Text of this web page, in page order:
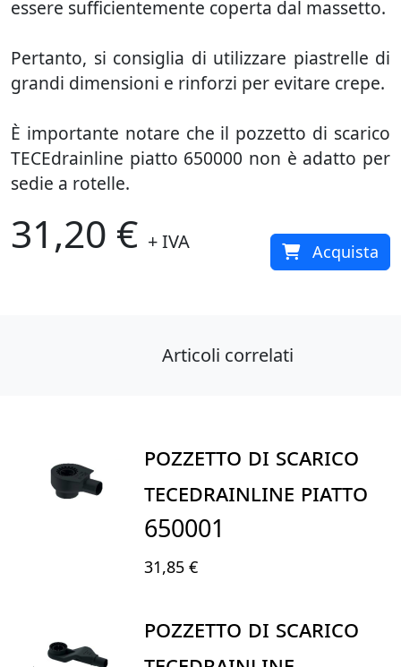
essere sufficientemente coperta dal massetto.
Pertanto, si consiglia di utilizzare piastrelle di
grandi dimensioni e rinforzi per evitare crepe.
È importante notare che il pozzetto di scarico
TECEdrainline piatto 650000 non è adatto per
sedie a rotelle.
31,20 € + IVA Acquista
Articoli correlati
POZZETTO DI SCARICO
TECEdrainline PIATTO
650001
31,85 €
POZZETTO DI SCARICO